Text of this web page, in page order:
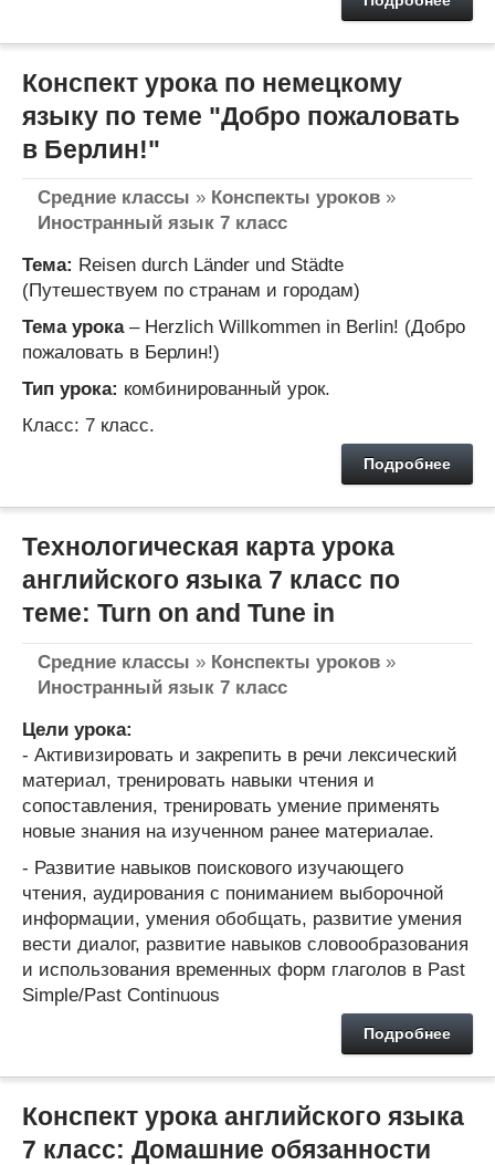
Конспект урока по немецкому
языку по теме "Добро пожаловать
в Берлин!"
Средние классы » Конспекты уроков »
Иностранный язык 7 класс
Тема: Reisen durch Länder und Städte
(Путешествуем по странам и городам)
Тема урока– Herzlich Willkommen in Berlin! (Добро
пожаловать в Берлин!)
Тип урока: комбинированный урок.
Класс: 7 класс.
Подробнее
Технологическая карта урока
английского языка 7 класс по
теме: Turn on and Tune in
Средние классы » Конспекты уроков »
Иностранный язык 7 класс
Цели урока:
- Активизировать и закрепить в речи лексический
материал, тренировать навыки чтения и
сопоставления, тренировать умение применять
новые знания на изученном ранее материалае.
- Развитие навыков поискового изучающего
чтения, аудирования с пониманием выборочной
информации, умения обобщать, развитие умения
вести диалог, развитие навыков словообразования
и использования временных форм глаголов в Past
Simple/Past Continuous
Подробнее
Конспект урока английского языка
7 класс: Домашние обязанности